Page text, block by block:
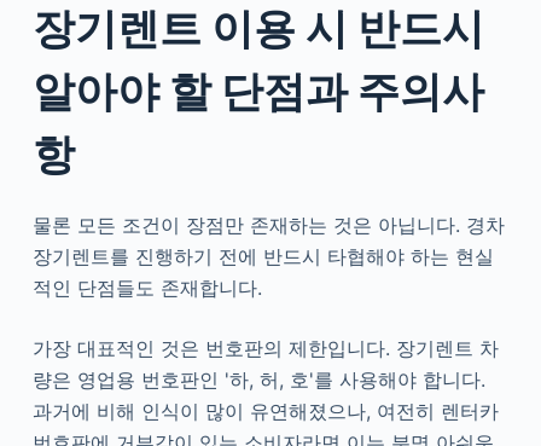
장기렌트 이용 시 반드시
알아야 할 단점과 주의사
항
물론 모든 조건이 장점만 존재하는 것은 아닙니다. 경차
장기렌트를 진행하기 전에 반드시 타협해야 하는 현실
적인 단점들도 존재합니다.
가장 대표적인 것은 번호판의 제한입니다. 장기렌트 차
량은 영업용 번호판인 '하, 허, 호'를 사용해야 합니다.
과거에 비해 인식이 많이 유연해졌으나, 여전히 렌터카